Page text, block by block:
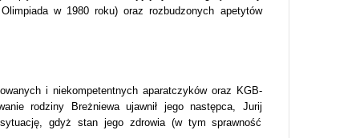
w 1980 roku) oraz rozbudzonych apetytów
i niekompetentnych aparatczyków oraz KGB-
rodziny Breżniewa ujawnił jego następca, Jurij
gdyż stan jego zdrowia (w tym sprawność